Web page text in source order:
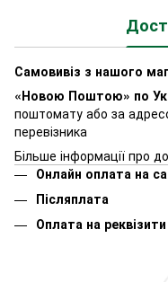
Самовивіз з нашого
«Новою Поштою» по
поштомату або за
перевізника
Більше інформації про
Онлайн оплата на
Післяплата
Оплата на реквізити